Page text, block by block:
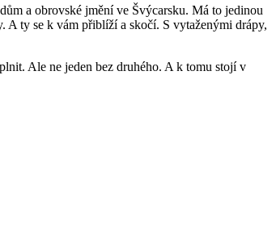
a obrovské jmění ve Švýcarsku. Má to jedinou
A ty se k vám přiblíží a skočí. S vytaženými drápy,
Ale ne jeden bez druhého. A k tomu stojí v